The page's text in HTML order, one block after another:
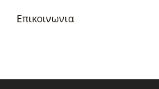
Επικοινωνια